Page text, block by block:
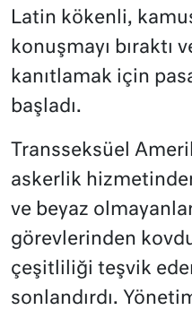
Latin kökenli,
konuşmayı bıraktı
kanıtlamak için
başladı.
Transseksüel
askerlik
ve beyaz
görevlerinden
çeşitliliği teşvik
sonlandırdı.